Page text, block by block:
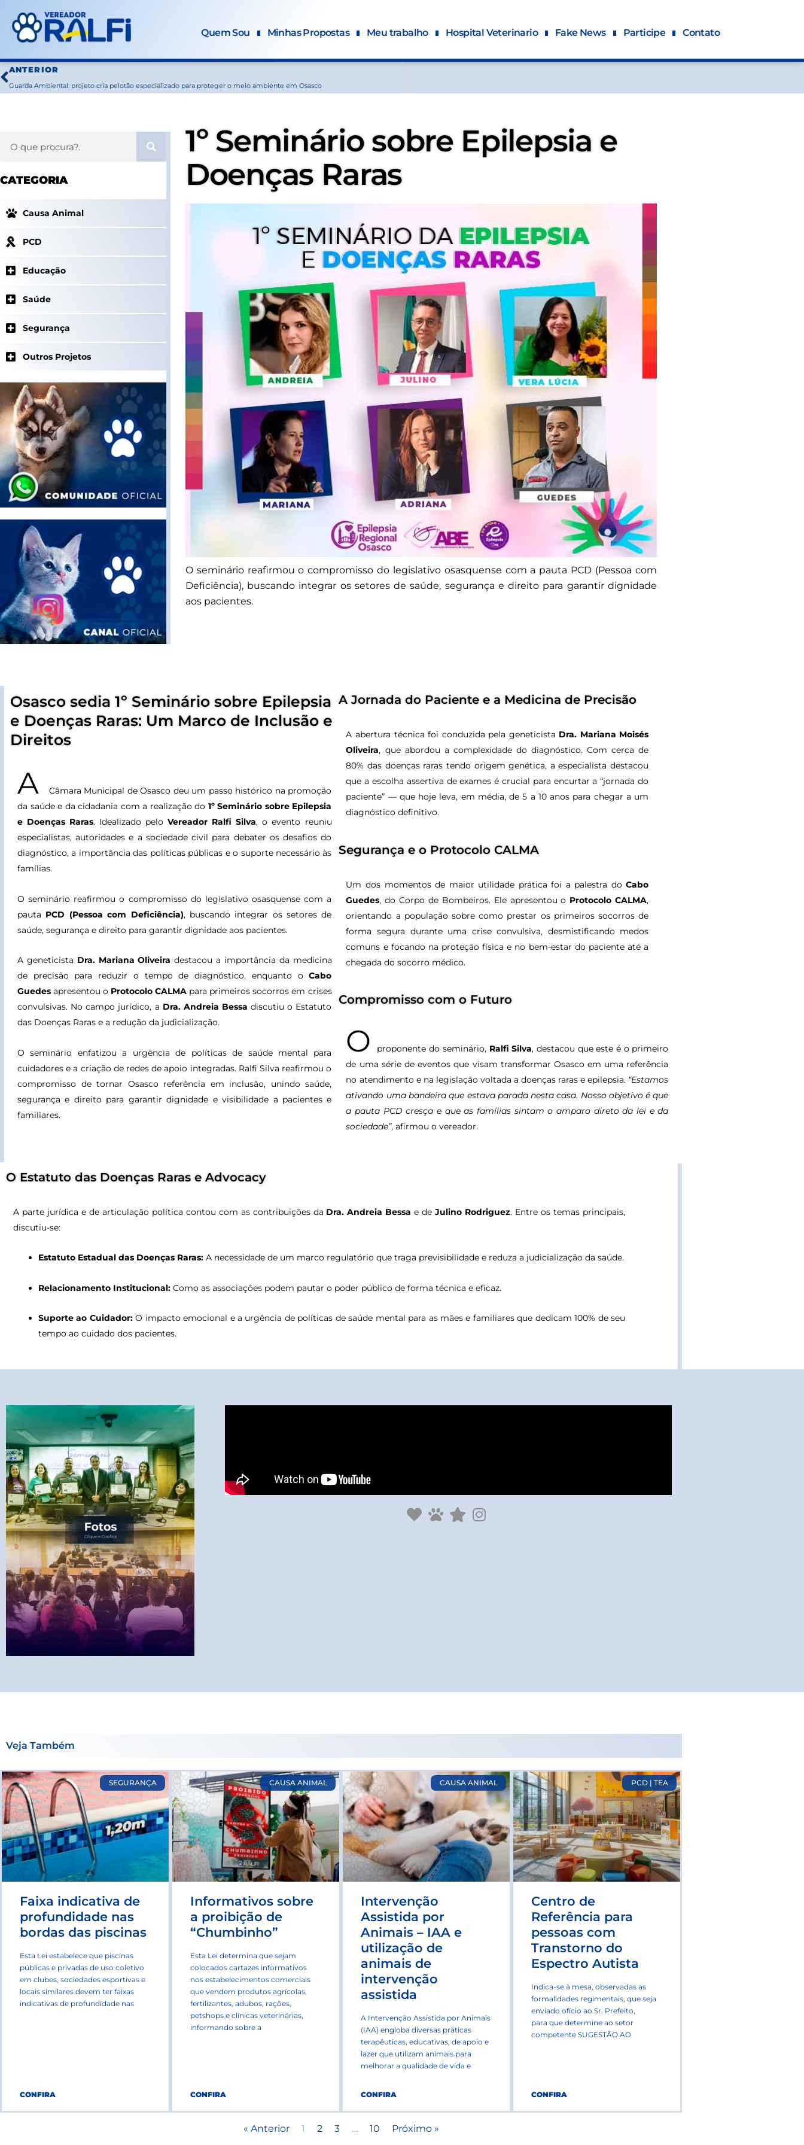
para
Quem Sou Minhas Propostas Meu trabalho Hospital Veterinario Fake News Participe Contato
Prev
ANTERIOR
Guarda Ambiental: projeto cria pelotão especializado para proteger o meio ambiente em Osasco
CATEGORIA
Causa Animal
PCD
Educação
Saúde
Segurança
Outros Projetos
1º Seminário sobre Epilepsia e
Doenças Raras
O seminário reafirmou o compromisso do legislativo osasquense com a pauta PCD (Pessoa com
Deficiência), buscando integrar os setores de saúde, segurança e direito para garantir dignidade
aos pacientes.
Osasco sedia 1º Seminário sobre Epilepsia
e Doenças Raras: Um Marco de Inclusão e
Direitos
A
Câmara Municipal de Osasco deu um passo histórico na promoção
da saúde e da cidadania com a realização do 1º Seminário sobre Epilepsia
e Doenças Raras. Idealizado peloVereador Ralfi Silva, o evento reuniu
especialistas, autoridades e a sociedade civil para debater os desafios do
diagnóstico, a importância das políticas públicas e o suporte necessário às
famílias.
O seminário reafirmou o compromisso do legislativo osasquense com a
pauta PCD (Pessoa com Deficiência), buscando integrar os setores de
saúde, segurança e direito para garantir dignidade aos pacientes.
A geneticista Dra. Mariana Oliveira destacou a importância da medicina
de precisão para reduzir o tempo de diagnóstico, enquanto oCabo
Guedes apresentou o Protocolo CALMA para primeiros socorros em crises
convulsivas. No campo jurídico, a Dra. Andreia Bessa discutiu o Estatuto
das Doenças Raras e a redução da judicialização.
O seminário enfatizou a urgência de políticas de saúde mental para
cuidadores e a criação de redes de apoio integradas. Ralfi Silva reafirmou o
compromisso de tornar Osasco referência em inclusão, unindo saúde,
segurança e direito para garantir dignidade e visibilidade a pacientes e
familiares.
A Jornada do Paciente e a Medicina de Precisão
A abertura técnica foi conduzida pela geneticista Dra. Mariana Moisés
Oliveira, que abordou a complexidade do diagnóstico. Com cerca de
80% das doenças raras tendo origem genética, a especialista destacou
que a escolha assertiva de exames é crucial para encurtar a “jornada do
paciente” — que hoje leva, em média, de 5 a 10 anos para chegar a um
diagnóstico definitivo.
Segurança e o Protocolo CALMA
Um dos momentos de maior utilidade prática foi a palestra doCabo
Guedes, do Corpo de Bombeiros. Ele apresentou o Protocolo CALMA,
orientando a população sobre como prestar os primeiros socorros de
forma segura durante uma crise convulsiva, desmistificando medos
comuns e focando na proteção física e no bem-estar do paciente até a
chegada do socorro médico.
Compromisso com o Futuro
O proponente do seminário, Ralfi Silva, destacou que este é o primeiro
de uma série de eventos que visam transformar Osasco em uma referência
no atendimento e na legislação voltada a doenças raras e epilepsia. “Estamos
ativando uma bandeira que estava parada nesta casa. Nosso objetivo é que
a pauta PCD cresça e que as famílias sintam o amparo direto da lei e da
sociedade”, afirmou o vereador.
O Estatuto das Doenças Raras e Advocacy
A parte jurídica e de articulação política contou com as contribuições da Dra. Andreia Bessa e deJulino Rodriguez. Entre os temas principais,
discutiu-se:
Estatuto Estadual das Doenças Raras: A necessidade de um marco regulatório que traga previsibilidade e reduza a judicialização da saúde.
Relacionamento Institucional: Como as associações podem pautar o poder público de forma técnica e eficaz.
Suporte ao Cuidador:O impacto emocional e a urgência de políticas de saúde mental para as mães e familiares que dedicam 100% de seu
tempo ao cuidado dos pacientes.
Veja Também
SEGURANÇA
Faixa indicativa de
profundidade nas
bordas das piscinas
Esta Lei estabelece que piscinas
públicas e privadas de uso coletivo
em clubes, sociedades esportivas e
locais similares devem ter faixas
indicativas de profundidade nas
CONFIRA
CAUSA ANIMAL
Informativos sobre
a proibição de
“Chumbinho”
Esta Lei determina que sejam
colocados cartazes informativos
nos estabelecimentos comerciais
que vendem produtos agrícolas,
fertilizantes, adubos, rações,
petshops e clínicas veterinárias,
informando sobre a
CONFIRA
CAUSA ANIMAL
Intervenção
Assistida por
Animais – IAA e
utilização de
animais de
intervenção
assistida
A Intervenção Assistida por Animais
(IAA) engloba diversas práticas
terapêuticas, educativas, de apoio e
lazer que utilizam animais para
melhorar a qualidade de vida e
CONFIRA
PCD | TEA
Centro de
Referência para
pessoas com
Transtorno do
Espectro Autista
Indica-se à mesa, observadas as
formalidades regimentais, que seja
enviado ofício ao Sr. Prefeito,
para que determine ao setor
competente SUGESTÃO AO
CONFIRA
« Anterior
Page
1
Page
2
Page
3 …
Page
10 Próximo »